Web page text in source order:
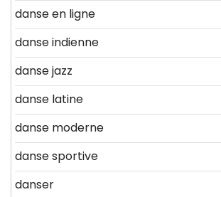
danse en ligne
danse indienne
danse jazz
danse latine
danse moderne
danse sportive
danser